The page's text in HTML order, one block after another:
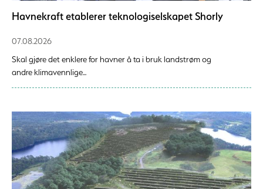
Havnekraft etablerer teknologiselskapet Shorly
07.08.2026
Skal gjøre det enklere for havner å ta i bruk landstrøm og
andre klimavennlige...